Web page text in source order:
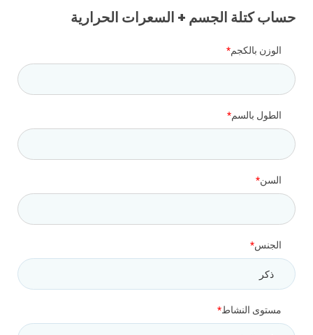
حساب كتلة الجسم + السعرات الحرارية
الوزن بالكجم
الطول بالسم
السن
الجنس
مستوى النشاط